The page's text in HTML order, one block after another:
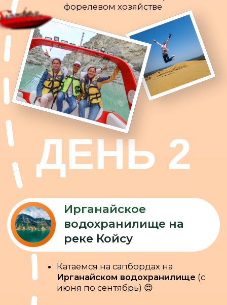
Карадахской теснине
— это ущелье с максимальной
шириной не более 5 метров
После обеда мы отправимся в
старинноезаброшенное село
Гоор. На самом краю пропасти
блюдами национальной кухни
Карадахская теснина
идревнеесело Гоор
ДЕНЬ 3